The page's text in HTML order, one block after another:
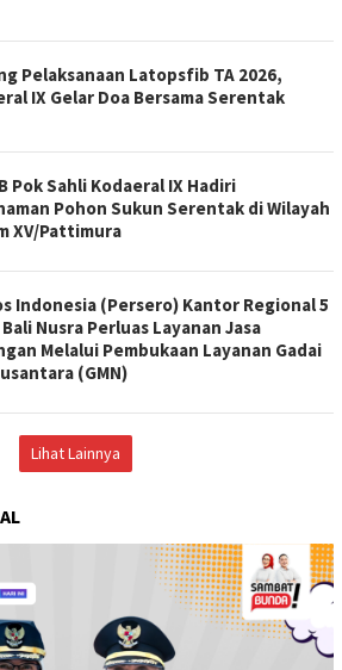
Pelaksanaan Latopsfib TA 2026,
IX Gelar Doa Bersama Serentak
Pok Sahli Kodaeral IX Hadiri
Pohon Sukun Serentak di Wilayah
XV/Pattimura
Indonesia (Persero) Kantor Regional 5
Nusra Perluas Layanan Jasa
Melalui Pembukaan Layanan Gadai
(GMN)
Lihat Lainnya